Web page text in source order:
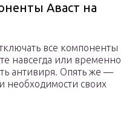
Аваст на
все компоненты
навсегда или временно
антивиря. Опять же —
необходимости своих